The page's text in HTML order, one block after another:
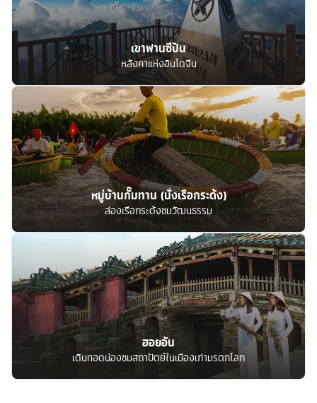
เขาฟานซีปัน
หลังคาแห่งอินโดจีน
หมู่บ้านกั๊มทาน (นั่งเรือกระด้ง)
ล่องเรือกระด้งชมวัฒนธรรม
ฮอยอัน
เดินทอดน่องชมสถาปัตย์ในเมืองเก่ามรดกโลก